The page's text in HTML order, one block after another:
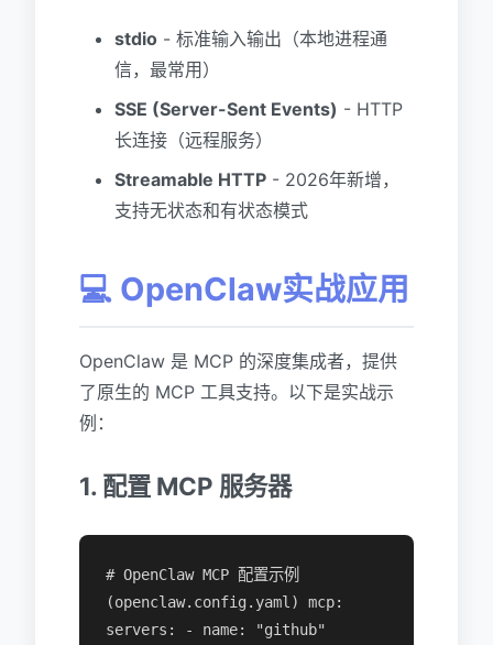
stdio - 标准输入输出（本地进程通
信，最常用）
SSE (Server-Sent Events) - HTTP
长连接（远程服务）
Streamable HTTP - 2026年新增，
支持无状态和有状态模式
💻 OpenClaw实战应用
OpenClaw 是 MCP 的深度集成者，提供
了原生的 MCP 工具支持。以下是实战示
例：
1. 配置 MCP 服务器
# OpenClaw MCP 配置示例
(openclaw.config.yaml) mcp:
servers: - name: "github"